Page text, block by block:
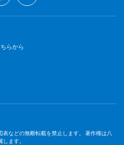
らから
などの無断転載を禁止します。 著作権は八
ます。